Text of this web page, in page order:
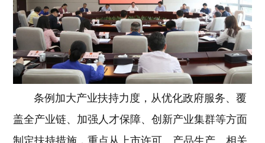
条例加大产业扶持力度，从优化政府服务、覆
盖全产业链、加强人才保障、创新产业集群等方面